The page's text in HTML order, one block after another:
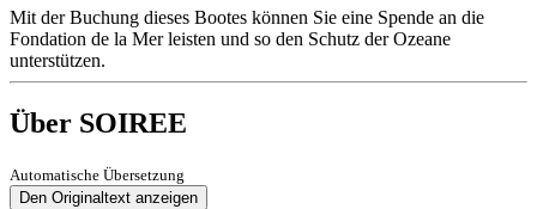
Mit der Buchung dieses Bootes können Sie eine Spende an die
Fondation de la Mer leisten und so den Schutz der Ozeane
unterstützen.
Über SOIREE
Automatische Übersetzung
Den Originaltext anzeigen